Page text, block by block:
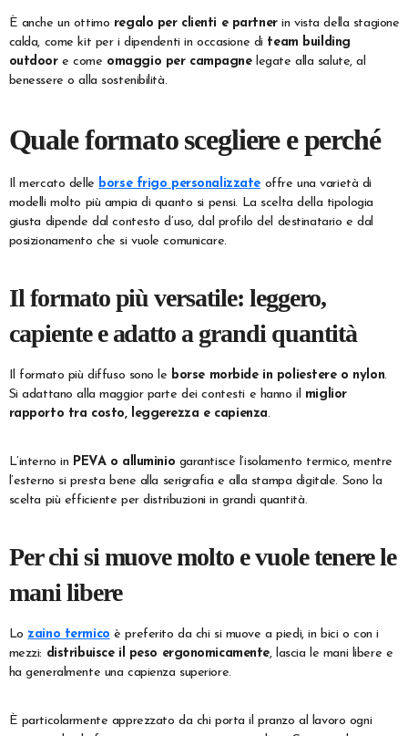
È anche un ottimo regalo per clienti e partnerin vista della stagione
calda, come kit per i dipendenti in occasione di team building
outdoore come omaggio per campagnelegate alla salute, al
benessere o alla sostenibilità.
Quale formato scegliere e perché
Il mercato delle borse frigo personalizzate offre una varietà di
modelli molto più ampia di quanto si pensi. La scelta della tipologia
giusta dipende dal contesto d’uso, dal profilo del destinatario e dal
posizionamento che si vuole comunicare.
Il formato più versatile: leggero,
capiente e adatto a grandi quantità
Il formato più diffuso sono le borse morbide in poliestere o nylon.
Si adattano alla maggior parte dei contesti e hanno il miglior
rapporto tra costo, leggerezza e capienza.
L’interno in PEVA o alluminio garantisce l’isolamento termico, mentre
l’esterno si presta bene alla serigrafia e alla stampa digitale. Sono la
scelta più efficiente per distribuzioni in grandi quantità.
Per chi si muove molto e vuole tenere le
mani libere
Lozaino termico è preferito da chi si muove a piedi, in bici o con i
mezzi: distribuisce il peso ergonomicamente, lascia le mani libere e
ha generalmente una capienza superiore.
È particolarmente apprezzato da chi porta il pranzo al lavoro ogni